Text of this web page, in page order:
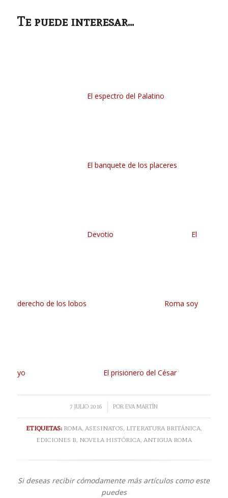
Te puede interesar...
El espectro del Palatino
El banquete de los placeres
Devotio El
derecho de los lobos Roma soy
yo El prisionero del César
7 JULIO 2016
/ POREVA MARTÍN
ETIQUETAS: ROMA, ASESINATOS, LITERATURA BRITÁNICA,
EDICIONES B, NOVELA HISTÓRICA, ANTIGUA ROMA
Si deseas recibir cómodamente más artículos como este
puedes